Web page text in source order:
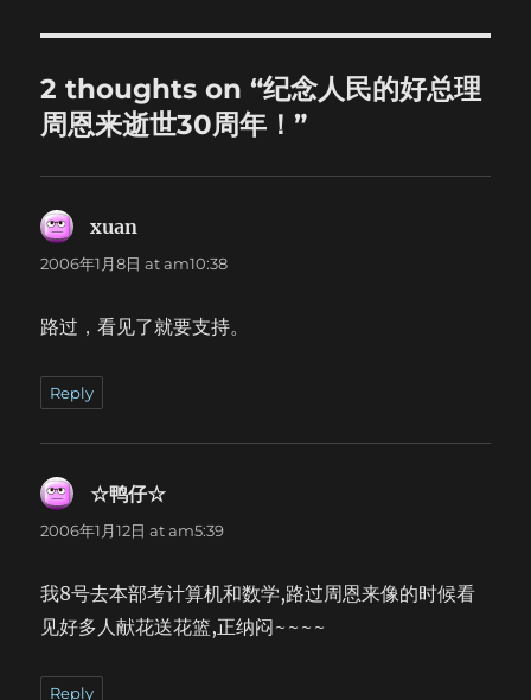
力，消灭了法西斯蒂的暴力之后，为着要在战争上建立了一个
去，民主润泽了我们的心；在今后，科学将会增长我们的力。
让民主与科学成为结合中美两大民族的纽带，光荣将永远属于
公正、诚实 的民族与人民。 自太平洋战争爆发后，中美两国人
了。从前的飞虎队，现在的第十四航空队，他们在中国的上空
作战，勋功卓著，已博得两国人民同声的赞美。他们的血流在
中国的大地上，已与我国人民的血胶固在 一起。在中印缅战
事专家的训练，已经变成了一支新的劲旅。现在，中美军队在
国人民这几年来在精神上和物质上的援助。我们从美国那里不
专家来帮助我们，也派了许多学者来华讲学。最近中美又合组
新军。我们的苦难和不幸，在美国引起了共鸣。我们在军事上
些，无疑的，都是贯注 着美国人民的那种民主思想和进步行动
系着两国人民的生存攸关的利益，是关系着他们的力量的增
长、 他们的生活的幸福与繁荣的获得的。这就是为什么，我们
有理由要求美国援助我国一切抗日部队；我们欢迎尼米兹将军
的善意的批评和建议。我们这样做，是从加强中美两国人民在
2 thoughts on “纪念人民的好总理
周恩来逝世30周年！”
xuan
2006年1月8日 at am10:38
路过，看见了就要支持。
Reply
☆鸭仔☆
2006年1月12日 at am5:39
我8号去本部考计算机和数学,路过周恩来像的时候看
见好多人献花送花篮,正纳闷~~~~
Reply